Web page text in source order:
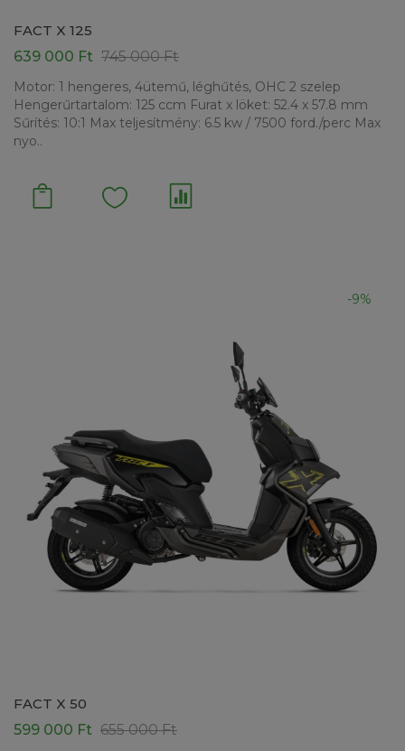
FACT X 125
639 000 Ft 745 000 Ft
Motor: 1 hengeres, 4ütemű, léghűtés, OHC 2 szelep
Hengerűrtartalom: 125 ccm Furat x löket: 52.4 x 57.8 mm
Sűrítés: 10:1 Max teljesítmény: 6.5 kw / 7500 ford./perc Max
nyo..
-9%
FACT X 50
599 000 Ft 655 000 Ft